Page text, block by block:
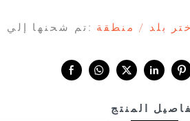
تم شحنها إلي: بلد / منطقة
المنتج